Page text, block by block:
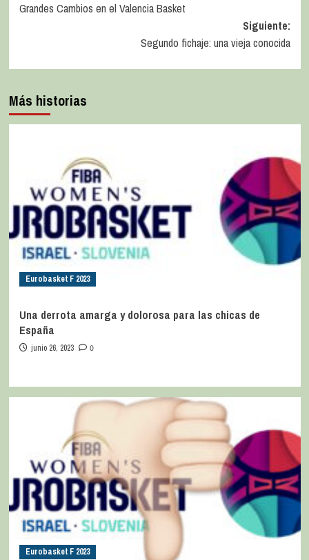
Grandes Cambios en el Valencia Basket
Siguiente:
Segundo fichaje: una vieja conocida
Más historias
Eurobasket F 2023
Una derrota amarga y dolorosa para las chicas de
España
junio 26, 2023 0
Eurobasket F 2023